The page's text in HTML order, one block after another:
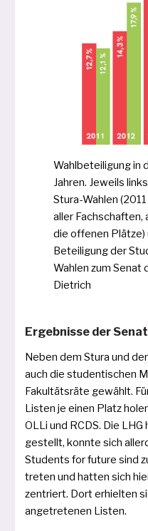
Wahlbeteiligung in
Jahren. Jeweils
Stura-Wahlen
aller
die offe­nen Plätze)
Beteiligung der
Wahlen zum Senat
Dietrich
Ergebnisse der
Neben dem Stura und
auch die stu­den­ti­schen
Fakultätsräte gewählt.
Listen je einen Platz
OLLi und RCDS. Die
ge­stellt, konn­te sich
Students for future sind
tre­ten und hat­ten sich
zen­triert. Dort erhiel­ten
ange­tre­te­nen Listen.